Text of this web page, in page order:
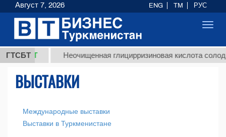
ГТСБТ
ТМТ Неочищенная глицирризиновая кислота
ВЫСТАВКИ
Международные выставки
Выставки в Туркменистане
Август 7, 2026 ENG TM РУС